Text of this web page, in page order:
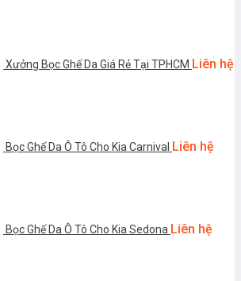
Xưởng Bọc Ghế Da Giá Rẻ Tại TPHCM Liên hệ
Bọc Ghế Da Ô Tô Cho Kia Carnival Liên hệ
Bọc Ghế Da Ô Tô Cho Kia Sedona Liên hệ